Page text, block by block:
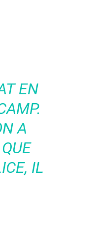
EN
A
IL